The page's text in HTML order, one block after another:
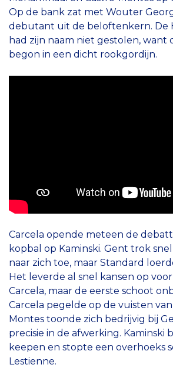
Op de bank zat met Wouter
debutant uit de beloftenkern. De
had zijn naam niet gestolen, want
begon in een dicht rookgordijn.
Carcela opende meteen de
kopbal op Kaminski. Gent trok
naar zich toe, maar Standard
Het leverde al snel kansen op
Carcela, maar de eerste schoot
Carcela pegelde op de vuisten van
Montes toonde zich bedrijvig bij
precisie in de afwerking. Kaminski
keepen en stopte een overhoeks
Lestienne.